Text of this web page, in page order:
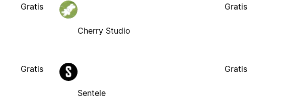
Gratis
Cherry Studio
Gratis
Gratis
Sentele
Gratis